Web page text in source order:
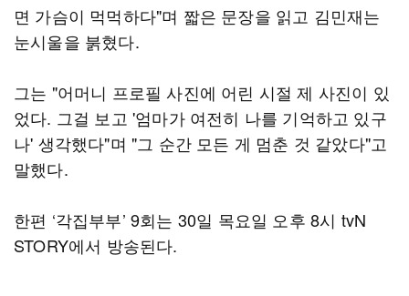
면 가슴이 먹먹하다"며 짧은 문장을 읽고 김민재는
눈시울을 붉혔다.
그는 "어머니 프로필 사진에 어린 시절 제 사진이 있
었다. 그걸 보고 '엄마가 여전히 나를 기억하고 있구
나' 생각했다"며 "그 순간 모든 게 멈춘 것 같았다"고
말했다.
한편 ‘각집부부’ 9회는 30일 목요일 오후 8시 tvN
STORY에서 방송된다.